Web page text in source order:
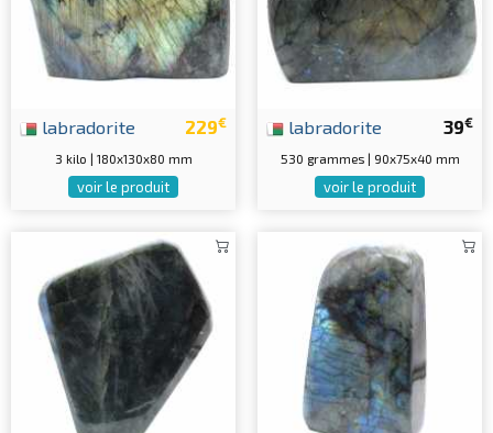
229€
labradorite
3 kilo | 180x130x80 mm
voir le produit
39€
labradorite
530 grammes | 90x75x40 mm
voir le produit